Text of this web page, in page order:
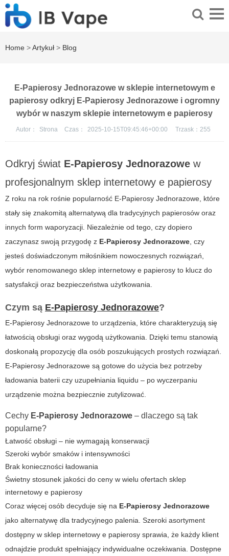
Home >Artykuł > Blog
E-Papierosy Jednorazowe w sklepie internetowym e
papierosy odkryj E-Papierosy Jednorazowe i ogromny
wybór w naszym sklepie internetowym e papierosy
Autor： Strona Czas： 2025-10-15T09:45:46+00:00 Trzask： 255
Odkryj świat E-Papierosy Jednorazowe w
profesjonalnym sklep internetowy e papierosy
Z roku na rok rośnie popularność E-Papierosy Jednorazowe, które
stały się znakomitą alternatywą dla tradycyjnych papierosów oraz
innych form waporyzacji. Niezależnie od tego, czy dopiero
zaczynasz swoją przygodę z E-Papierosy Jednorazowe, czy
jesteś doświadczonym miłośnikiem nowoczesnych rozwiązań,
wybór renomowanego sklep internetowy e papierosy to klucz do
satysfakcji oraz bezpieczeństwa użytkowania.
Czym są E-Papierosy Jednorazowe?
E-Papierosy Jednorazowe to urządzenia, które charakteryzują się
łatwością obsługi oraz wygodą użytkowania. Dzięki temu stanowią
doskonałą propozycję dla osób poszukujących prostych rozwiązań.
E-Papierosy Jednorazowe są gotowe do użycia bez potrzeby
ładowania baterii czy uzupełniania liquidu – po wyczerpaniu
urządzenie można bezpiecznie zutylizować.
Cechy E-Papierosy Jednorazowe – dlaczego są tak
popularne?
Łatwość obsługi – nie wymagają konserwacji
Szeroki wybór smaków i intensywności
Brak konieczności ładowania
Świetny stosunek jakości do ceny w wielu ofertach sklep
internetowy e papierosy
Coraz więcej osób decyduje się na E-Papierosy Jednorazowe
jako alternatywę dla tradycyjnego palenia. Szeroki asortyment
dostępny w sklep internetowy e papierosy sprawia, że każdy klient
odnajdzie produkt spełniający indywidualne oczekiwania. Dostępne